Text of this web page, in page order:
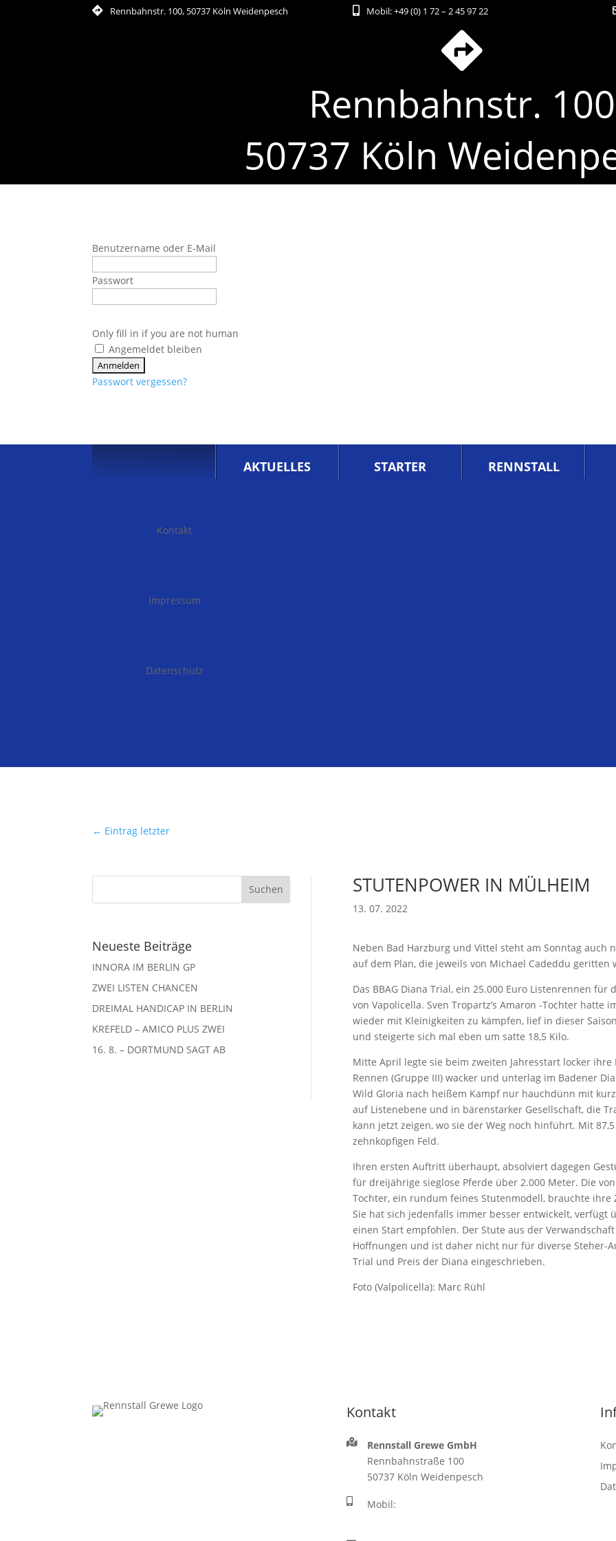
Rennbahnstr. 100, 50737 Köln Weidenpesch Mobil:+49 (0) 1 72 – 2 45 97 22
Rennbahnstr. 100
50737 Köln
Benutzername oder E-Mail
Passwort
Only fill in if you are not human
Angemeldet bleiben
Passwort vergessen?
AKTUELLES STARTER RENNSTALL
Kontakt
Impressum
Datenschutz
← Eintrag letzter
Neueste Beiträge
INNORA IM BERLIN GP
ZWEI LISTEN CHANCEN
DREIMAL HANDICAP IN BERLIN
KREFELD – AMICO PLUS ZWEI
16. 8. – DORTMUND SAGT AB
STUTENPOWER IN MÜLHEIM
13. 07. 2022
Neben Bad Harzburg und Vittel steht am Sonntag
auf dem Plan, die jeweils von Michael Cadeddu geritten
Das BBAG Diana Trial, ein 25.000 Euro Listenrennen
von Vapolicella. Sven Tropartz’s Amaron -Tochter
wieder mit Kleinigkeiten zu kämpfen, lief in dieser
und steigerte sich mal eben um satte 18,5 Kilo.
Mitte April legte sie beim zweiten Jahresstart locker
Rennen (Gruppe III) wacker und unterlag im Badener
Wild Gloria nach heißem Kampf nur hauchdünn mit
auf Listenebene und in bärenstarker Gesellschaft, die
kann jetzt zeigen, wo sie der Weg noch hinführt. Mit
zehnköpfigen Feld.
Ihren ersten Auftritt überhaupt, absolviert dagegen
für dreijährige sieglose Pferde über 2.000 Meter. Die
Tochter, ein rundum feines Stutenmodell, brauchte
Sie hat sich jedenfalls immer besser entwickelt, verfügt
einen Start empfohlen. Der Stute aus der
Hoffnungen und ist daher nicht nur für diverse Steher-
Trial und Preis der Diana eingeschrieben.
Foto (Valpolicella): Marc Rühl
Kontakt
Rennstall Grewe GmbH
Rennbahnstraße 100
50737 Köln Weidenpesch
Mobil: